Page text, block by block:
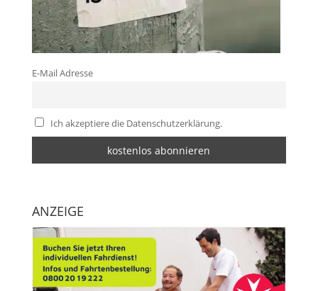
E-Mail Adresse
Ich akzeptiere die Datenschutzerklärung.
ANZEIGE